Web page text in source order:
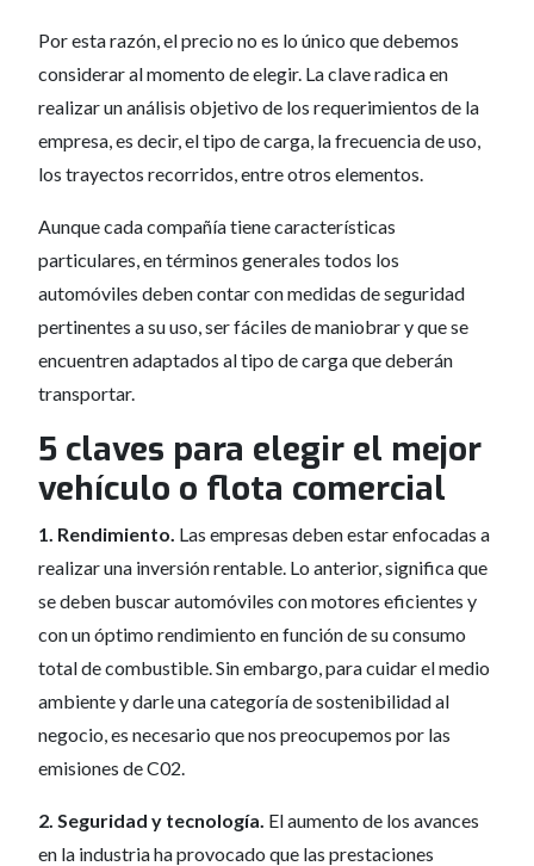
Por esta razón, el precio no es lo único que debemos
considerar al momento de elegir. La clave radica en
realizar un análisis objetivo de los requerimientos de la
empresa, es decir, el tipo de carga, la frecuencia de uso,
los trayectos recorridos, entre otros elementos.
Aunque cada compañía tiene características
particulares, en términos generales todos los
automóviles deben contar con medidas de seguridad
pertinentes a su uso, ser fáciles de maniobrar y que se
encuentren adaptados al tipo de carga que deberán
transportar.
5 claves para elegir el mejor
vehículo o flota comercial
1. Rendimiento. Las empresas deben estar enfocadas a
realizar una inversión rentable. Lo anterior, significa que
se deben buscar automóviles con motores eficientes y
con un óptimo rendimiento en función de su consumo
total de combustible. Sin embargo, para cuidar el medio
ambiente y darle una categoría de sostenibilidad al
negocio, es necesario que nos preocupemos por las
emisiones de C02.
2. Seguridad y tecnología. El aumento de los avances
en la industria ha provocado que las prestaciones